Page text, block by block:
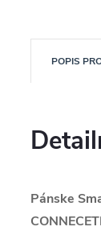
POPIS
Pánske